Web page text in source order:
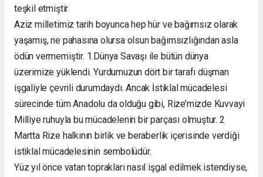
teşkil etmiştir.
Aziz milletimiz tarih boyunca hep hür ve bağımsız olarak
yaşamış, ne pahasına olursa olsun bağımsızlığından asla
ödün vermemiştir. 1.Dünya Savaşı ile bütün dünya
üzerimize yüklendi. Yurdumuzun dört bir tarafı düşman
işgaliyle çevrili durumdaydı. Ancak İstiklal mücadelesi
sürecinde tüm Anadolu da olduğu gibi, Rize’mizde Kuvvayi
Milliye ruhuyla bu mücadelenin bir parçası olmuştur. 2
Martta Rize halkının birlik ve beraberlik içerisinde verdiği
istiklal mücadelesinin sembolüdür.
Yüz yıl önce vatan toprakları nasıl işgal edilmek istendiyse,